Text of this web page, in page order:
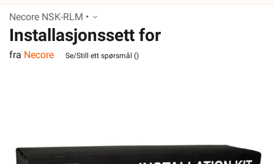
Necore NSK-RLM •
Installasjonssett for
robotgressklippere
fra Necore Se/Still ett spørsmål ()